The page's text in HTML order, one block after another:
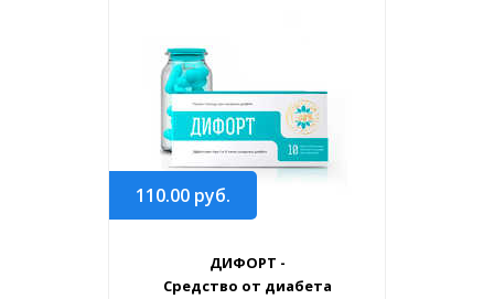
110.00 руб.
ДИФОРТ -
Средство от диабета